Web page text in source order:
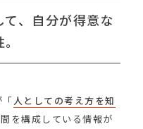
、自分が得意な
人としての考え方を知
を構成している情報が